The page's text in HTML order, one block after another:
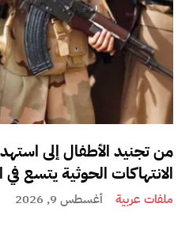
من تجنيد الأطفال إلى
الانتهاكات الحوثية يتسع في
ملفات عربية أغسطس 9, 2026